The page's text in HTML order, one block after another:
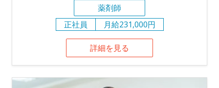
薬剤師
正社員
月給231,000円
詳細を見る